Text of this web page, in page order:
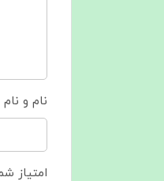
نام و
امتیاز